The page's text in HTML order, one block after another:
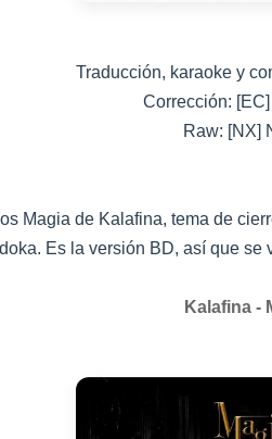
Traducción, karaoke y
Corrección:
Raw: [NX]
Magia de Kalafina, tema de
Es la versión BD, así que se
Kalafina -